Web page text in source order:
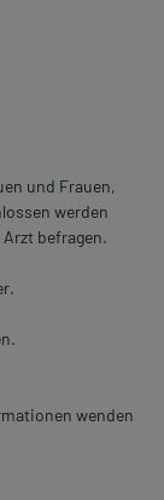
und Frauen,
werden
befragen.
wenden